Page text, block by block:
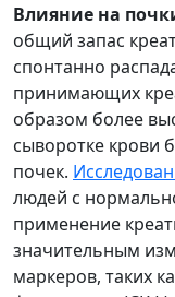
Влияние на
общий запас
спонтанно
принимающих
образом более
сыворотке крови
почек.
людей с
применение
значительным
маркеров, таких